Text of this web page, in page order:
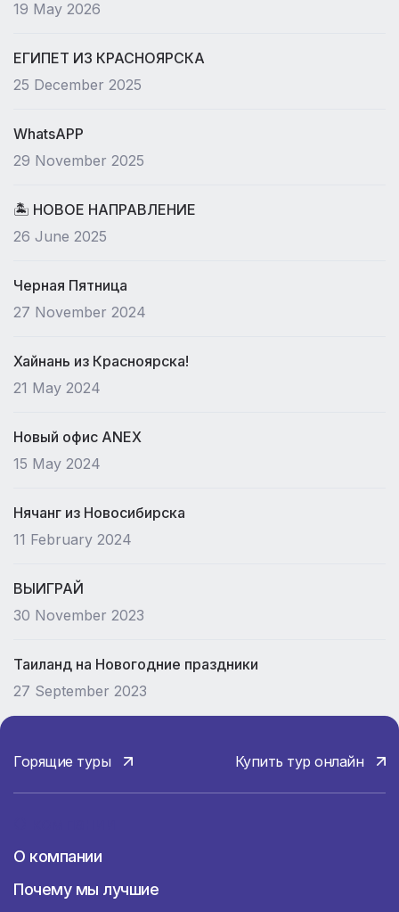
19 May 2026
ЕГИПЕТ ИЗ КРАСНОЯРСКА
25 December 2025
WhatsAPP
29 November 2025
🏝 НОВОЕ НАПРАВЛЕНИЕ
26 June 2025
Черная Пятница
27 November 2024
Хайнань из Красноярска!
21 May 2024
Новый офис ANEX
15 May 2024
Нячанг из Новосибирска
11 February 2024
ВЫИГРАЙ
30 November 2023
Таиланд на Новогодние праздники
27 September 2023
Горящие туры Купить тур онлайн
О компании
Почему мы лучшие